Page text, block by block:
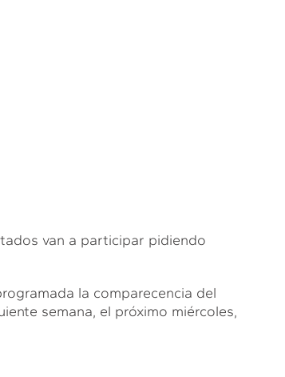
van a participar pidiendo
la comparecencia del
semana, el próximo miércoles,